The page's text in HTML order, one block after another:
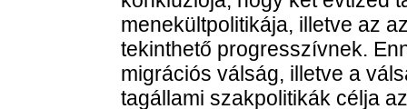
menekültpolitikája, illetve az
tekinthető progresszívnek.
migrációs válság, illetve a
tagállami szakpolitikák célja